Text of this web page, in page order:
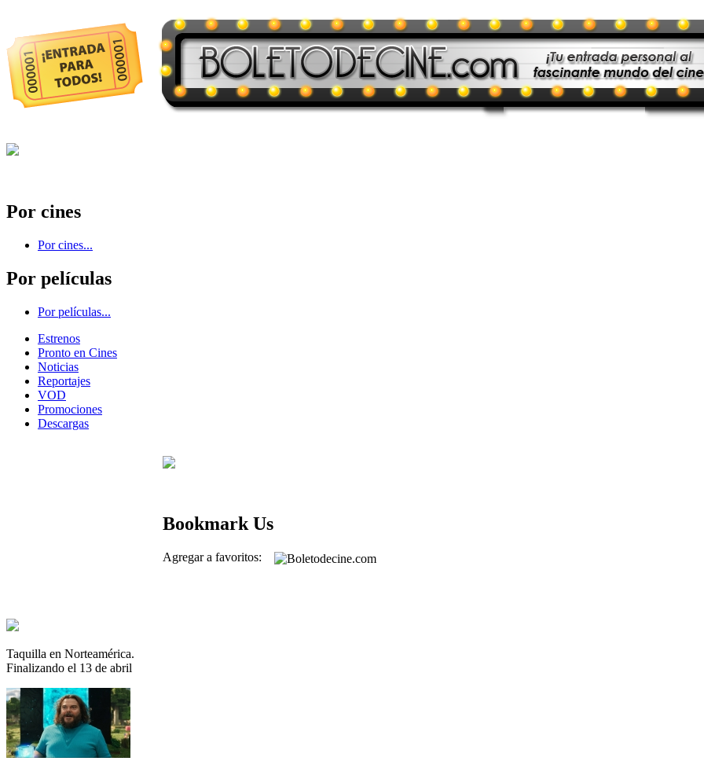
Por cines
Por cines...
Por películas
Por películas...
Estrenos
Pronto en Cines
Noticias
Reportajes
VOD
Promociones
Descargas
Taquilla en Norteamérica.
Finalizando el 13 de abril
Bookmark Us
Agregar a favoritos: